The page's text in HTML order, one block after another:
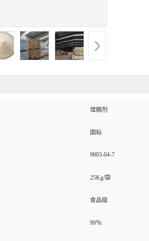
增稠剂
国标
9003-04-7
25Kg/袋
食品级
99％